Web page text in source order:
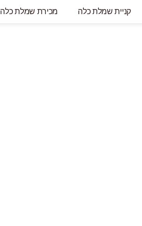
קניית שמלת כלה מכירת שמלת כלה